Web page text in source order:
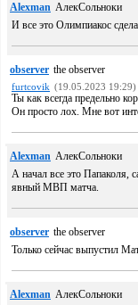
Alexman АлекСольноки
И все это Олимпиакос
observer the observer
furtcovik (19.05.2023 19:29)
Ты как всегда предельно
Он просто лох. Мне вот
Alexman АлекСольноки
А начал все это Папаколя,
явный МВП матча.
observer the observer
Только сейчас выпустил
Alexman АлекСольноки